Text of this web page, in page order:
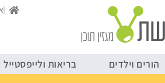
על המסך
הורים וילדים בריאות ולייפסטייל